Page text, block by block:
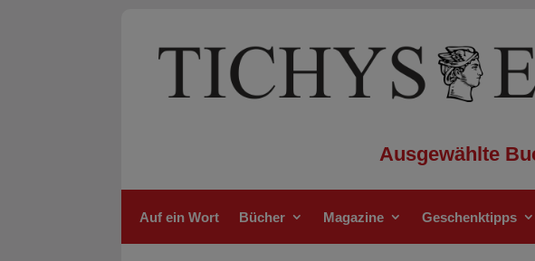
Ausgewählte
Auf ein Wort Bücher Magazine Geschenktipps